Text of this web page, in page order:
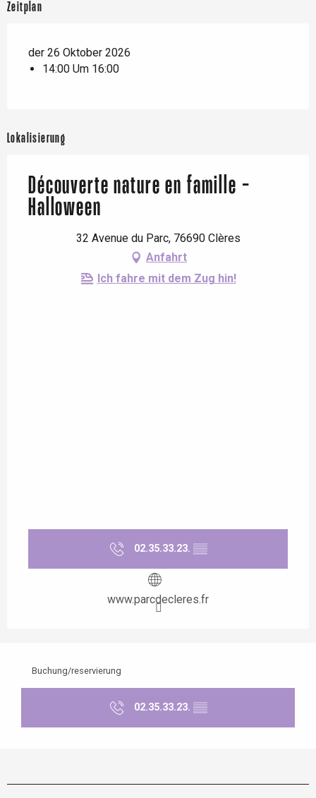
Zeitplan
der 26 Oktober 2026
14:00 Um 16:00
Lokalisierung
Découverte nature en famille -
Halloween
32 Avenue du Parc, 76690 Clères
Anfahrt
Ich fahre mit dem Zug hin!
02.35.33.23. ▒▒
www.parcdecleres.fr
Buchung/reservierung
02.35.33.23. ▒▒